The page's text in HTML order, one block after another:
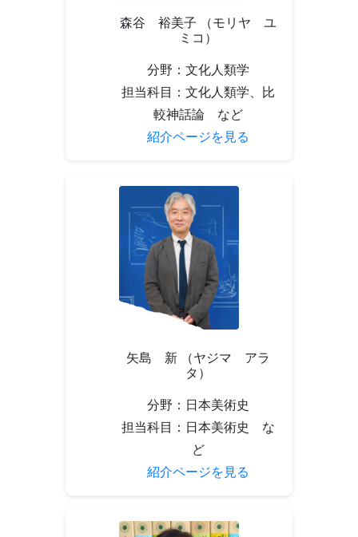
森谷 裕美子 （モリヤ ユ
ミコ）
分野：文化人類学
担当科目：文化人類学、比
較神話論 など
紹介ページを見る
矢島 新 （ヤジマ アラ
タ）
分野：日本美術史
担当科目：日本美術史 な
ど
紹介ページを見る